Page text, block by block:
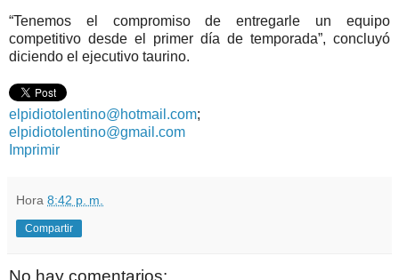
“Tenemos el compromiso de entregarle un equipo
competitivo desde el primer día de temporada”, concluyó
diciendo el ejecutivo taurino.
elpidiotolentino@hotmail.com;
elpidiotolentino@gmail.com
Imprimir
Hora 8:42 p. m.
Compartir
No hay comentarios: